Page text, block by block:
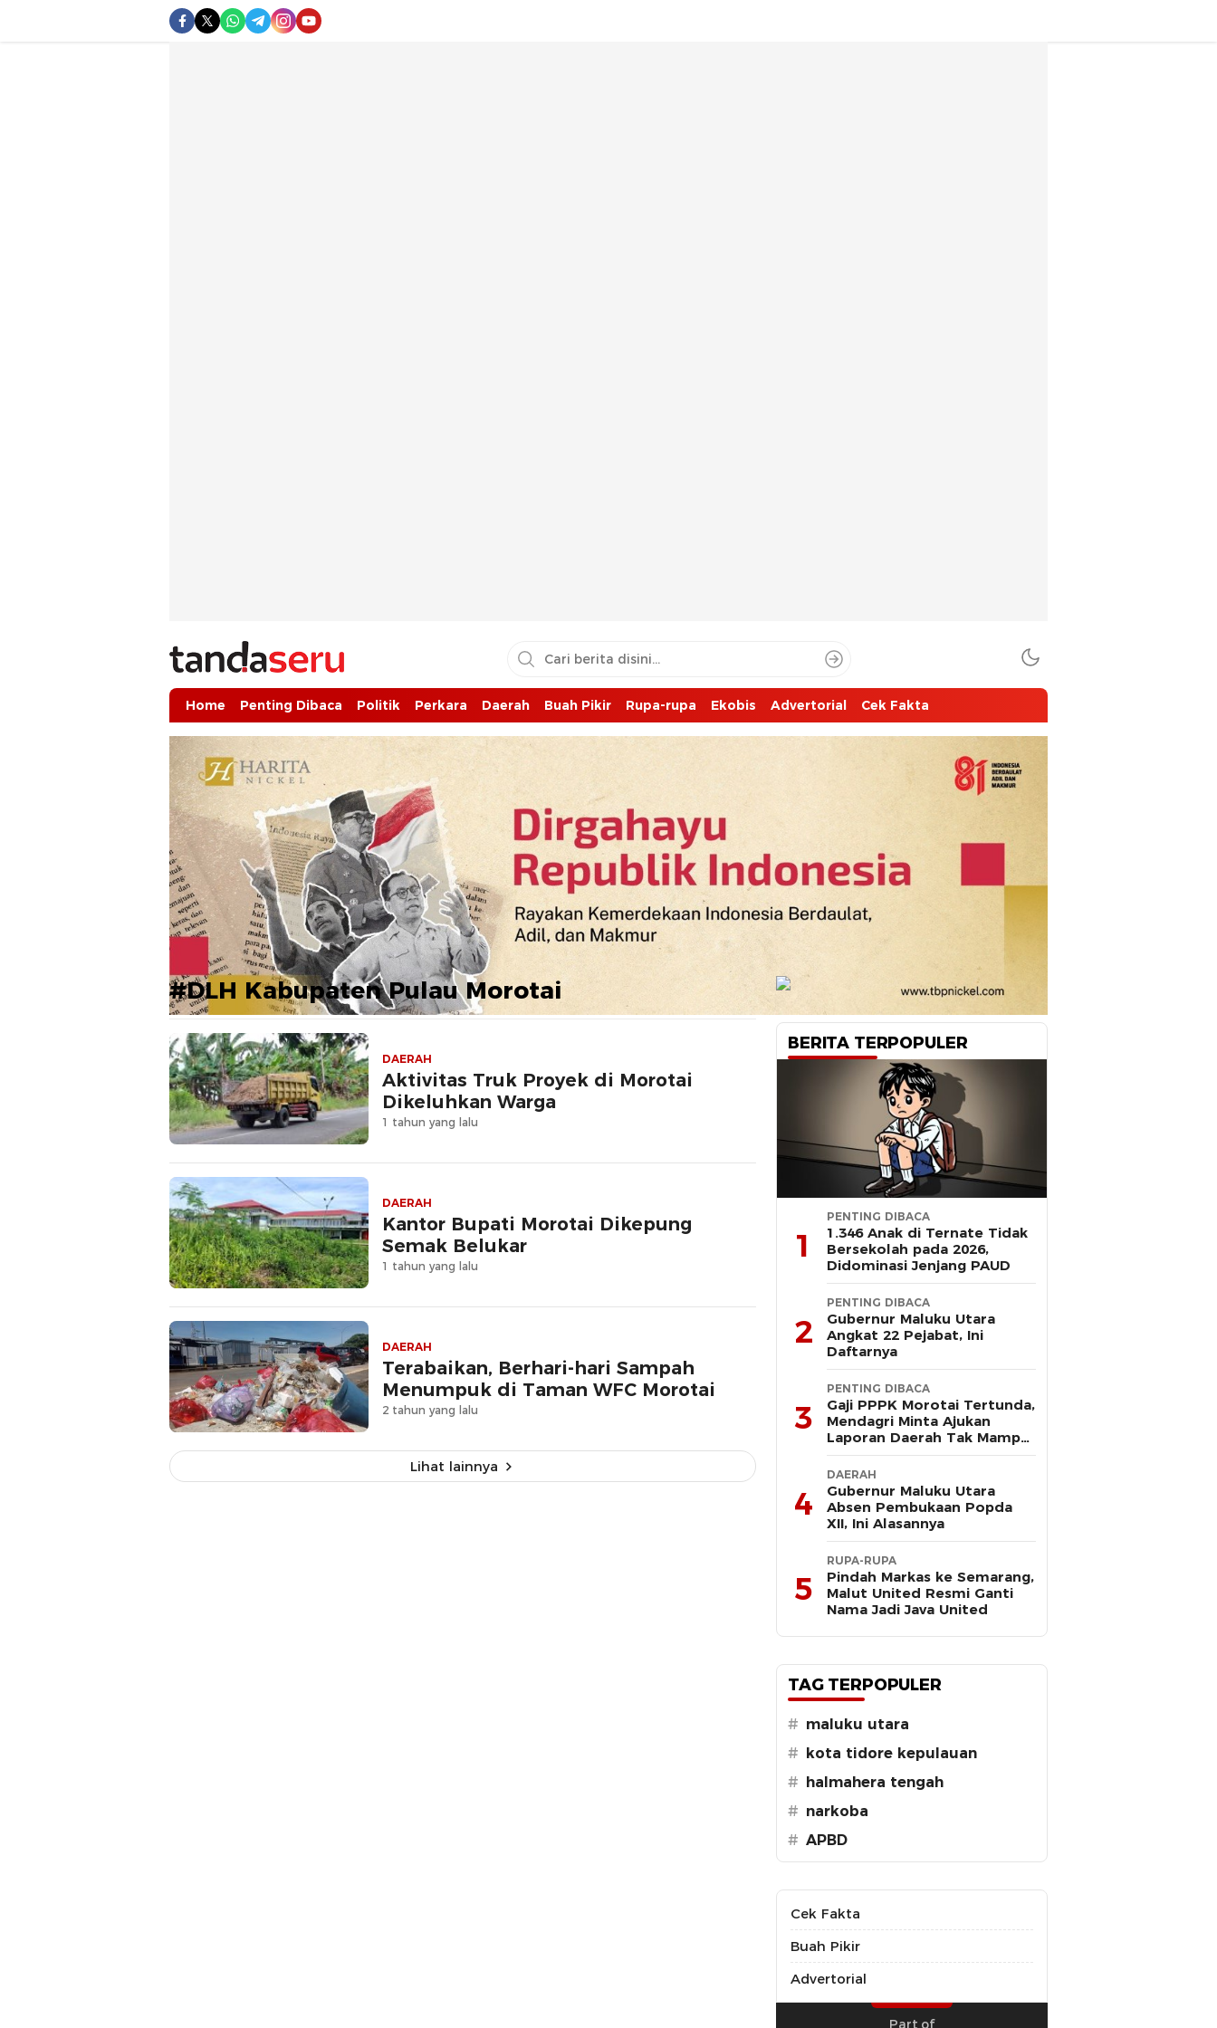
tandaseru.com | Penting Dibaca
tandaseru.com
Home Penting Dibaca Politik Perkara Daerah Buah Pikir Rupa-rupa Ekobis Advertorial Cek Fakta
#DLH Kabupaten Pulau Morotai
DAERAH
Aktivitas Truk Proyek di Morotai
Dikeluhkan Warga
1 tahun yang lalu
DAERAH
Kantor Bupati Morotai Dikepung
Semak Belukar
1 tahun yang lalu
DAERAH
Terabaikan, Berhari-hari Sampah
Menumpuk di Taman WFC Morotai
2 tahun yang lalu
Lihat lainnya
BERITA TERPOPULER
1
PENTING DIBACA
1.346 Anak di Ternate Tidak
Bersekolah pada 2026,
Didominasi Jenjang PAUD
2
PENTING DIBACA
Gubernur Maluku Utara
Angkat 22 Pejabat, Ini
Daftarnya
3
PENTING DIBACA
Gaji PPPK Morotai Tertunda,
Mendagri Minta Ajukan
Laporan Daerah Tak Mampu
Bayar Pegawai
4
DAERAH
Gubernur Maluku Utara
Absen Pembukaan Popda
XII, Ini Alasannya
5
RUPA-RUPA
Pindah Markas ke Semarang,
Malut United Resmi Ganti
Nama Jadi Java United
TAG TERPOPULER
# maluku utara
#
kota tidore kepulauan
#
halmahera tengah
# narkoba
# APBD
Cek Fakta
Buah Pikir
Advertorial